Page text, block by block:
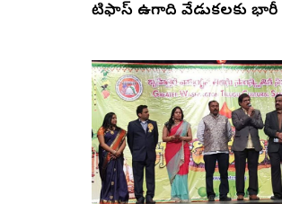
టిఫాస్ ఉగాది వేడుకలకు భారీ